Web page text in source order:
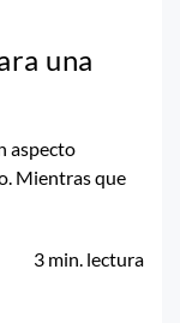
una
aspecto
Mientras que
3 min. lectura